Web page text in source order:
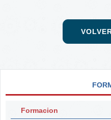
Formacion